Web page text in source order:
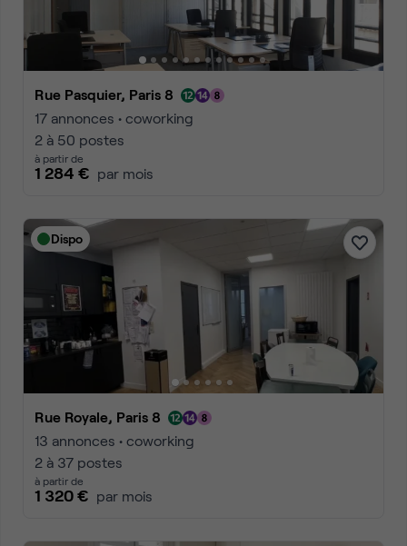
Rue Pasquier, Paris 8
17 annonces • coworking
2 à 50 postes
à partir de
1 284 € par mois
Dispo
Rue Royale, Paris 8
13 annonces • coworking
2 à 37 postes
à partir de
1 320 € par mois